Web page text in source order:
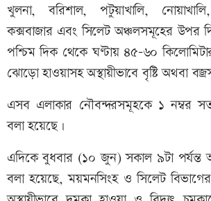
খুলনা, বরিশাল, পটুয়াখালি, নোয়াখালি,
কক্সবাজার এবং সিলেট অঞ্চলসমূহের উপর
পশ্চিম দিক থেকে ঘণ্টায় ৪৫-৬০
ঝোড়ো হাওয়াসহ অস্থায়ীভাবে বৃষ্টি অথবা
এসব এলাকার নৌবন্দরসমূহকে ১ নম্বর
বলা হয়েছে।
এদিকে বুধবার (১০ জুন) সকাল ৯টা পর্যন্ত
বলা হয়েছে, ময়মনসিংহ ও সিলেট